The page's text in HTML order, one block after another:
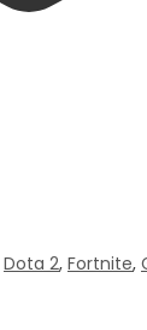
Dota 2, Fortnite,